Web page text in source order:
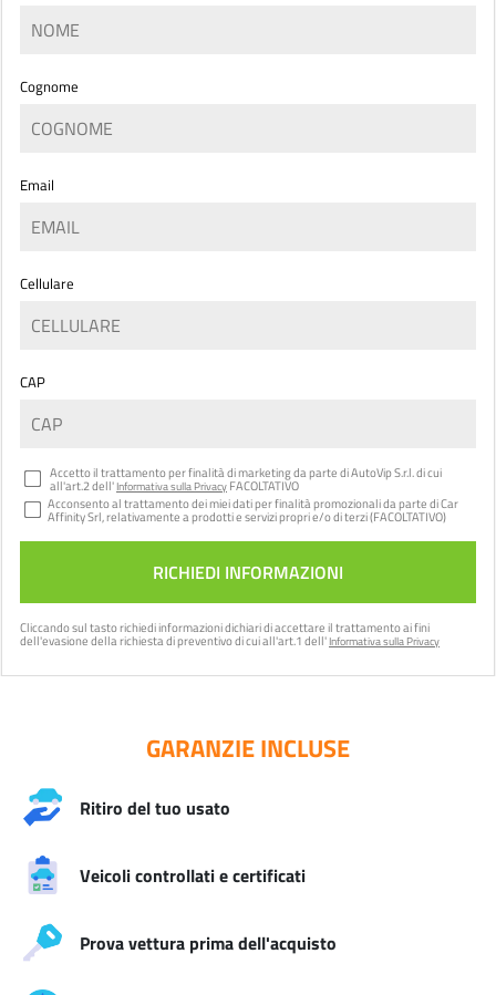
Cognome
Email
Cellulare
CAP
Accetto il trattamento per finalità di marketing da parte di AutoVip S.r.l. di cui
all'art.2 dell' Informativa sulla Privacy FACOLTATIVO
Acconsento al trattamento dei miei dati per finalità promozionali da parte di Car
Affinity Srl, relativamente a prodotti e servizi propri e/o di terzi (FACOLTATIVO)
Cliccando sul tastorichiedi informazionidichiari di accettare il trattamento ai fini
dell'evasione della richiesta di preventivo di cui all'art.1 dell' Informativa sulla Privacy
GARANZIE INCLUSE
Ritiro del tuo usato
Veicoli controllati e certificati
Prova vettura prima dell'acquisto